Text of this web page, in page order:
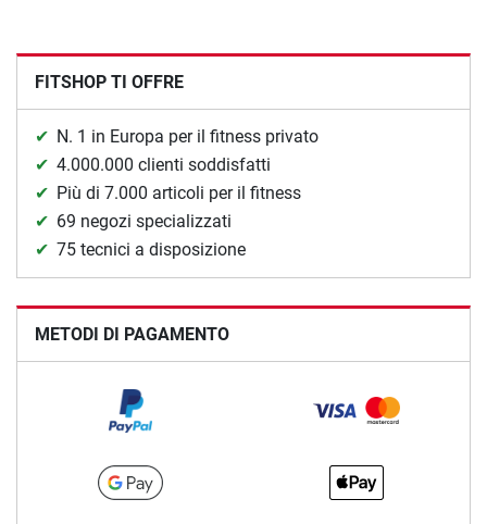
FITSHOP TI OFFRE
N. 1 in Europa per il fitness privato
4.000.000 clienti soddisfatti
Più di 7.000 articoli per il fitness
69 negozi specializzati
75 tecnici a disposizione
METODI DI PAGAMENTO